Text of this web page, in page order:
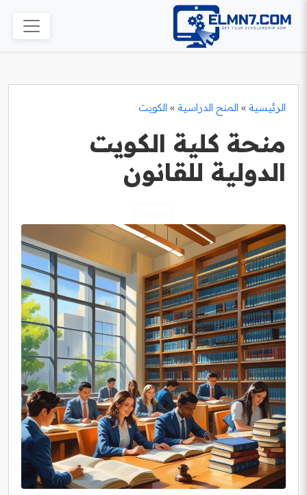
الرئيسية » المنح الدراسية » الكويت
منحة كلية الكويت
الدولية للقانون